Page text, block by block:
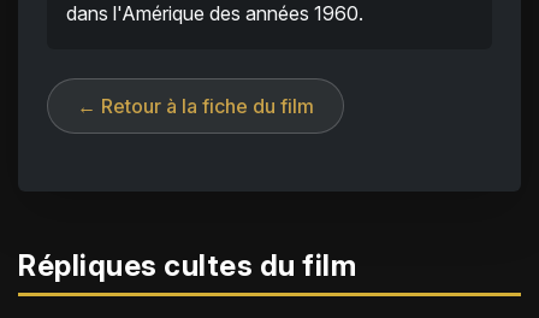
dans l'Amérique des années 1960.
← Retour à la fiche du film
Répliques cultes du film